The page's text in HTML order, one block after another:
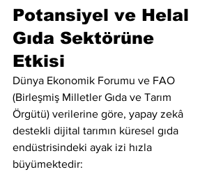
Potansiyel ve Helal
Gıda Sektörüne
Etkisi
Dünya Ekonomik Forumu ve FAO
(Birleşmiş Milletler Gıda ve Tarım
Örgütü) verilerine göre, yapay zekâ
destekli dijital tarımın küresel gıda
endüstrisindeki ayak izi hızla
büyümektedir: